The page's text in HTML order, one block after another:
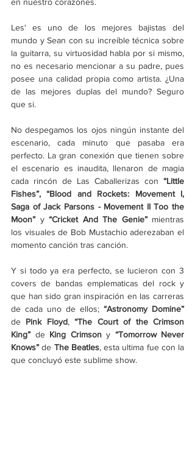
Les' es uno de los mejores bajistas del
mundo y Sean con su increíble técnica sobre
la guitarra, su virtuosidad habla por si mismo,
no es necesario mencionar a su padre, pues
posee una calidad propia como artista. ¿Una
de las mejores duplas del mundo? Seguro
que si.
No despegamos los ojos ningún instante del
escenario, cada minuto que pasaba era
perfecto. La gran conexión que tienen sobre
el escenario es inaudita, llenaron de magia
cada rincón de Las Caballerizas con “Little
Fishes”, “Blood and Rockets: Movement I,
Saga of Jack Parsons - Movement II Too the
Moon” y “Cricket And The Genie” mientras
los visuales de Bob Mustachio aderezaban el
momento canción tras canción.
Y si todo ya era perfecto, se lucieron con 3
covers de bandas emplematicas del rock y
que han sido gran inspiración en las carreras
de cada uno de ellos;
“Astronomy Domine”
de Pink Floyd, “The Court of the Crimson
King” de King Crimson y “Tomorrow Never
Knows” de The Beatles, esta ultima fue con la
que concluyó este sublime show.